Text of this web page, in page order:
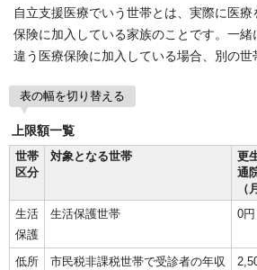
自立支援医療でいう世帯とは、実際に医
保険に加入している家族のことです。一緒
違う医療保険に加入している場合、別の世
表の幅を切り替える
上限額一覧
世帯
区分
対象となる世帯
更
通
（
生活
保護
生活保護世帯 0円
低所
市民税非課税世帯で受診者の年収